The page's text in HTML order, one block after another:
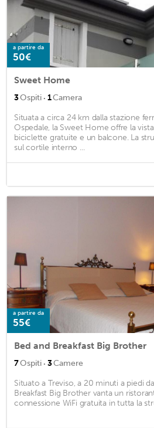
a partire da
50€
Sweet Home
3Ospiti · 1Camera
Situata a circa 24 km dalla stazione
Ospedale, la Sweet Home offre la
biciclette gratuite e un balcone. La
sul cortile interno ...
a partire da
55€
Bed and Breakfast Big Brother
7Ospiti · 3Camere
Situato a Treviso, a 20 minuti a piedi
Breakfast Big Brother vanta un
connessione WiFi gratuita in tutta la